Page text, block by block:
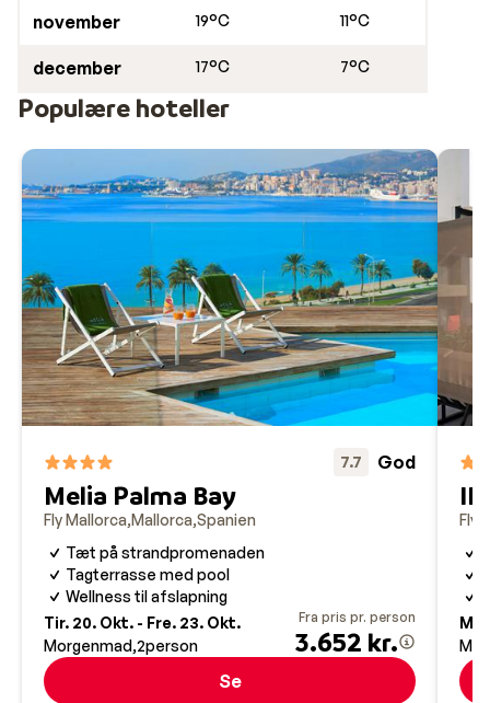
november 19°C 11°C
december 17°C 7°C
Populære hoteller
7.7 God
Melia Palma Bay
Fly Mallorca Mallorca Spanien
Tæt på strandpromenaden
Tagterrasse med pool
Wellness til afslapning
Tir. 20. Okt. - Fre. 23. Okt.
Morgenmad 2person
Fra pris pr. person
3.652 kr.
Se
Fly